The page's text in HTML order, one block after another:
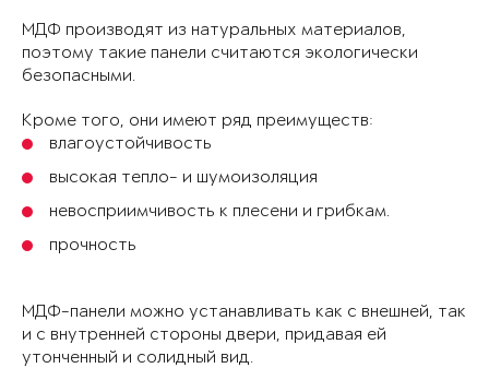
МДФ производят из натуральных материалов,
поэтому такие панели считаются экологически
безопасными.
Кроме того, они имеют ряд преимуществ:
влагоустойчивость
высокая тепло- и шумоизоляция
невосприимчивость к плесени и грибкам.
прочность
МДФ-панели можно устанавливать как с внешней, так
и с внутренней стороны двери, придавая ей
утонченный и солидный вид.